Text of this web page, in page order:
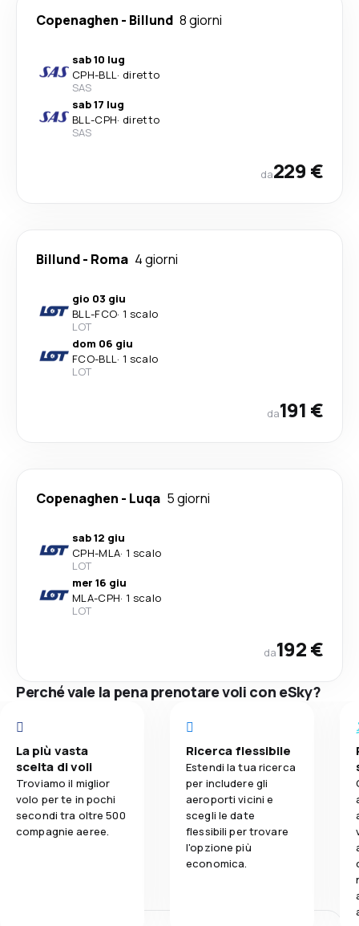
Copenaghen - Billund 8 giorni
sab 10 lug
CPH-BLL· diretto
SAS
sab 17 lug
BLL-CPH· diretto
SAS
da229 €
Billund- Roma 4 giorni
gio 03 giu
BLL-FCO· 1 scalo
LOT
dom 06 giu
FCO-BLL· 1 scalo
LOT
da191 €
Copenaghen - Luqa 5 giorni
sab 12 giu
CPH-MLA· 1 scalo
LOT
mer 16 giu
MLA-CPH· 1 scalo
LOT
da192 €
Perché vale la pena prenotare voli con eSky?
La più vasta
scelta di voli
Troviamo il miglior
volo per te in pochi
secondi tra oltre 500
compagnie aeree.
Ricerca flessibile
Estendi la tua ricerca
per includere gli
aeroporti vicini e
scegli le date
flessibili per trovare
l'opzione più
economica.